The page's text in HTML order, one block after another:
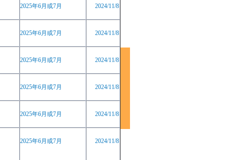
2025年6月或7月 2024/11/8
2025年6月或7月 2024/11/8
2025年6月或7月 2024/11/8
2025年6月或7月 2024/11/8
2025年6月或7月 2024/11/8
2025年6月或7月 2024/11/8